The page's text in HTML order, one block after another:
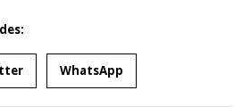
WhatsApp